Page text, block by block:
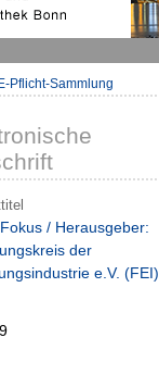
E-Pflicht-Sammlung
/ Herausgeber:
der
e.V. (FEI)